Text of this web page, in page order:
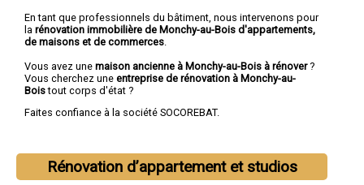
En tant que professionnels du bâtiment, nous intervenons pour
la rénovation immobilière de Monchy-au-Bois d'appartements,
de maisons et de commerces
Vous avez une maison ancienne à Monchy-au-Bois à rénover?
Vous cherchez une entreprise de rénovation à Monchy-au-
Boistout corps d'état ?
Faites confiance à la société SOCOREBAT.
Rénovation d’appartement et studios